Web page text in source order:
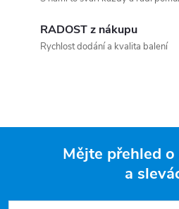
RADOST z nákupu
Rychlost dodání a kvalita balení
Mějte přehled
a